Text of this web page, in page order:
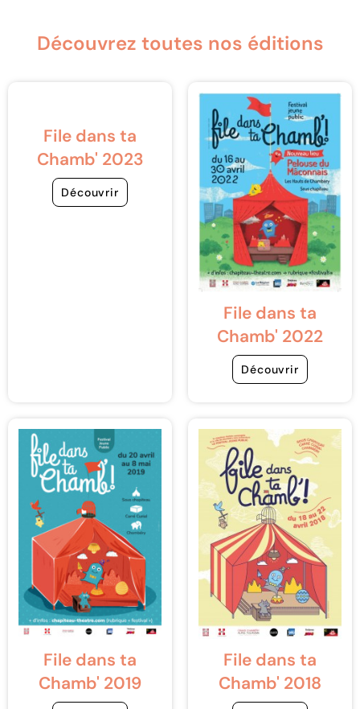
Découvrez toutes nos éditions
File dans ta
Chamb' 2023
Découvrir
File dans ta
Chamb' 2022
Découvrir
File dans ta
Chamb' 2019
File dans ta
Chamb' 2018